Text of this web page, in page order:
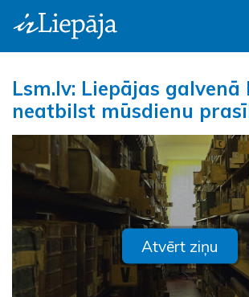
Lsm.lv: Liepājas
neatbilst mūsdienu
Atvērt ziņu